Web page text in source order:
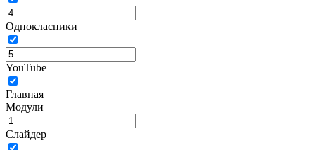
Однокласники
YouTube
Главная
Модули
Слайдер